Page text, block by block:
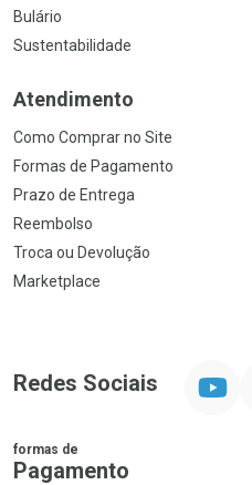
Bulário
Sustentabilidade
Atendimento
Como Comprar no Site
Formas de Pagamento
Prazo de Entrega
Reembolso
Troca ou Devolução
Marketplace
Redes Sociais
formas de
Pagamento